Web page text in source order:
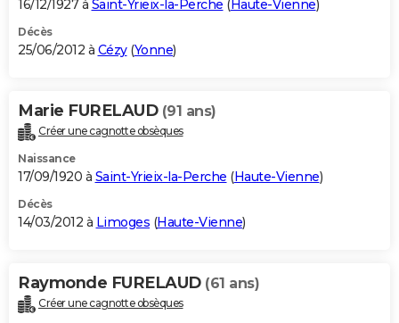
16/12/1927 à Saint-Yrieix-la-Perche ( Haute-Vienne)
Décès
25/06/2012 à Cézy(Yonne)
Marie FURELAUD (91 ans)
Créer une cagnotte obsèques
Naissance
17/09/1920 à Saint-Yrieix-la-Perche (Haute-Vienne)
Décès
14/03/2012 à Limoges (Haute-Vienne)
Raymonde FURELAUD (61 ans)
Créer une cagnotte obsèques